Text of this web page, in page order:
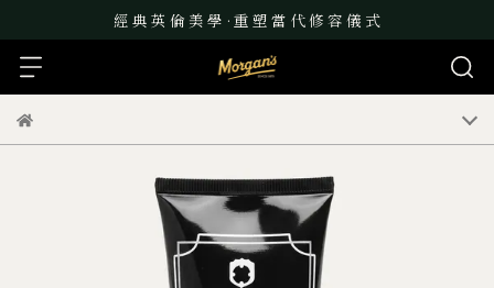
經 典 英 倫 美 學 · 重 塑 當 代 修 容 儀 式